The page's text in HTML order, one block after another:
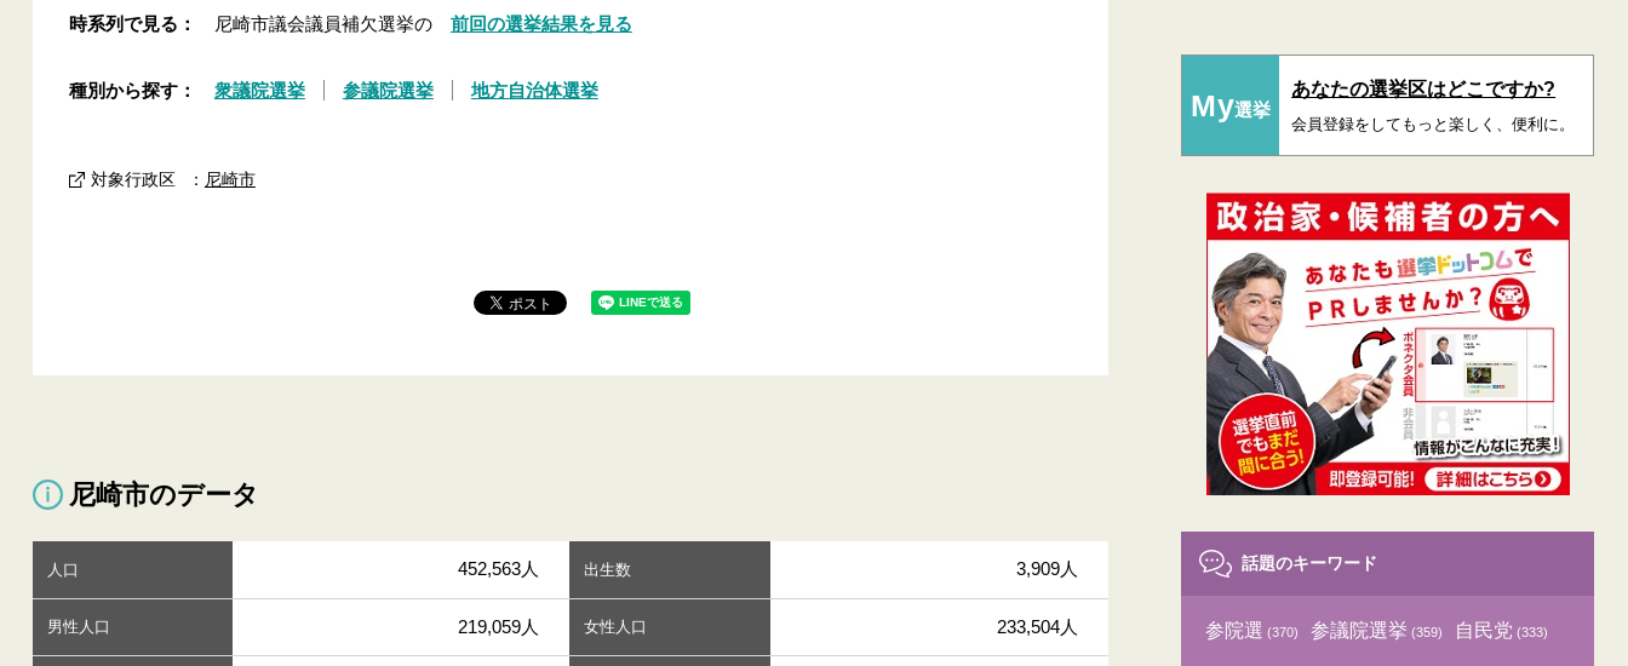
時系列で見る： 尼崎市議会議員補欠選挙の 前回の選挙結果を見る
種別から探す： 衆議院選挙 参議院選挙 地方自治体選挙
対象行政区 ： 尼崎市
尼崎市のデータ
人口 452,563人 出生数 3,909人
男性人口 219,059人 女性人口 233,504人
My選挙
あなたの選挙区はどこですか?
会員登録をしてもっと楽しく、便利に。
話題のキーワード
参院選 (370) 参議院選挙 (359) 自民党 (333)